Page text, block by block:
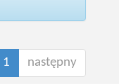
1 następny